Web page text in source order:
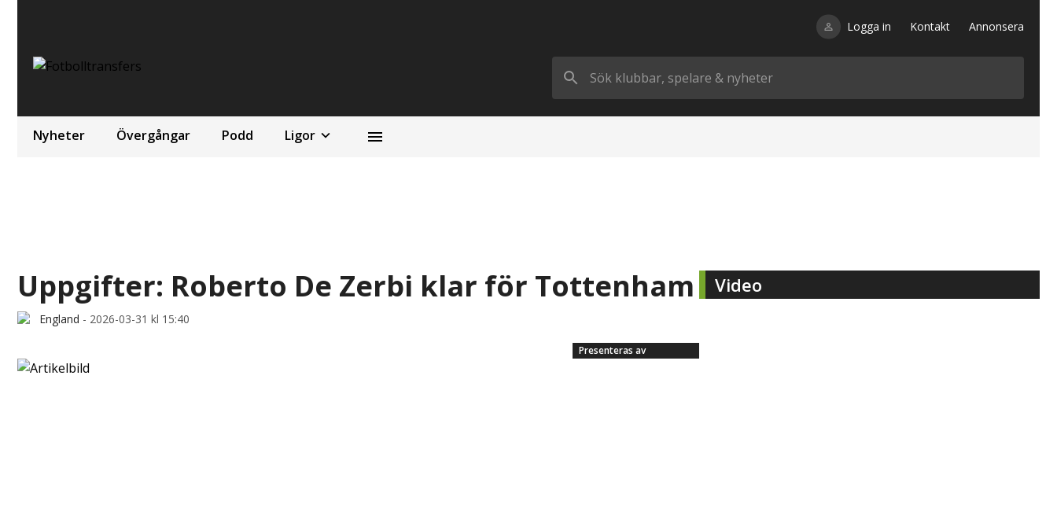
Logga in Kontakt Annonsera
Nyheter Övergångar Podd Ligor
Uppgifter: Roberto De Zerbi klar för Tottenham
England - 2026-03-31 kl 15:40
Presenteras av
Video